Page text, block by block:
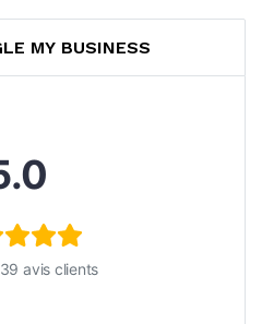
MY BUSINESS
avis clients